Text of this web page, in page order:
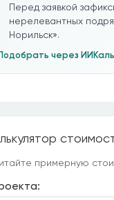
Перед заявкой
нерелевантных
Норильск».
через ИИ
примерную